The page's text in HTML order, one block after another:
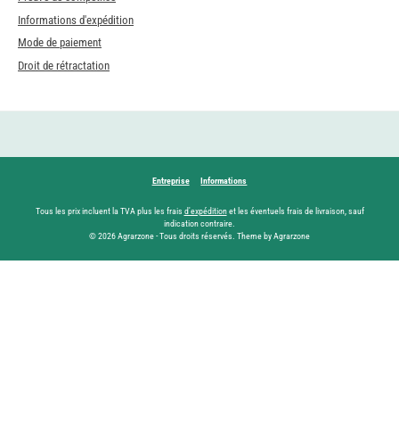
Informations d'expédition
Mode de paiement
Droit de rétractation
Entreprise Informations
Tous les prix incluent la TVA plus les frais d'expéditionet les éventuels frais de livraison, sauf
indication contraire.
© 2026 Agrarzone - Tous droits réservés. Theme by Agrarzone